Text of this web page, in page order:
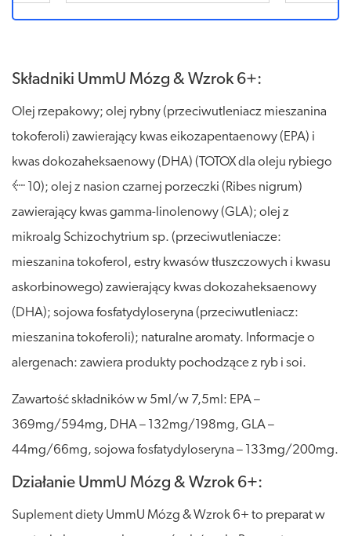
Składniki UmmU Mózg & Wzrok 6+:
Olej rzepakowy; olej rybny (przeciwutleniacz mieszanina
tokoferoli) zawierający kwas eikozapentaenowy (EPA) i
kwas dokozaheksaenowy (DHA) (TOTOX dla oleju rybiego
≤ 10); olej z nasion czarnej porzeczki (Ribes nigrum)
zawierający kwas gamma-linolenowy (GLA); olej z
mikroalg Schizochytrium sp. (przeciwutleniacze:
mieszanina tokoferol, estry kwasów tłuszczowych i kwasu
askorbinowego) zawierający kwas dokozaheksaenowy
(DHA); sojowa fosfatydyloseryna (przeciwutleniacz:
mieszanina tokoferoli); naturalne aromaty. Informacje o
alergenach: zawiera produkty pochodzące z ryb i soi.
Zawartość składników w 5ml/w 7,5ml: EPA –
369mg/594mg, DHA – 132mg/198mg, GLA –
44mg/66mg, sojowa fosfatydyloseryna – 133mg/200mg.
Działanie UmmU Mózg & Wzrok 6+:
Suplement diety UmmU Mózg & Wzrok 6+ to preparat w